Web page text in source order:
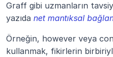
Graff gibi uzmanların
yazıda net mantıksal
Örneğin, however veya
kullanmak, fikirlerin